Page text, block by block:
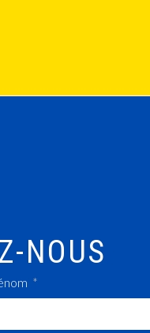
NOUS